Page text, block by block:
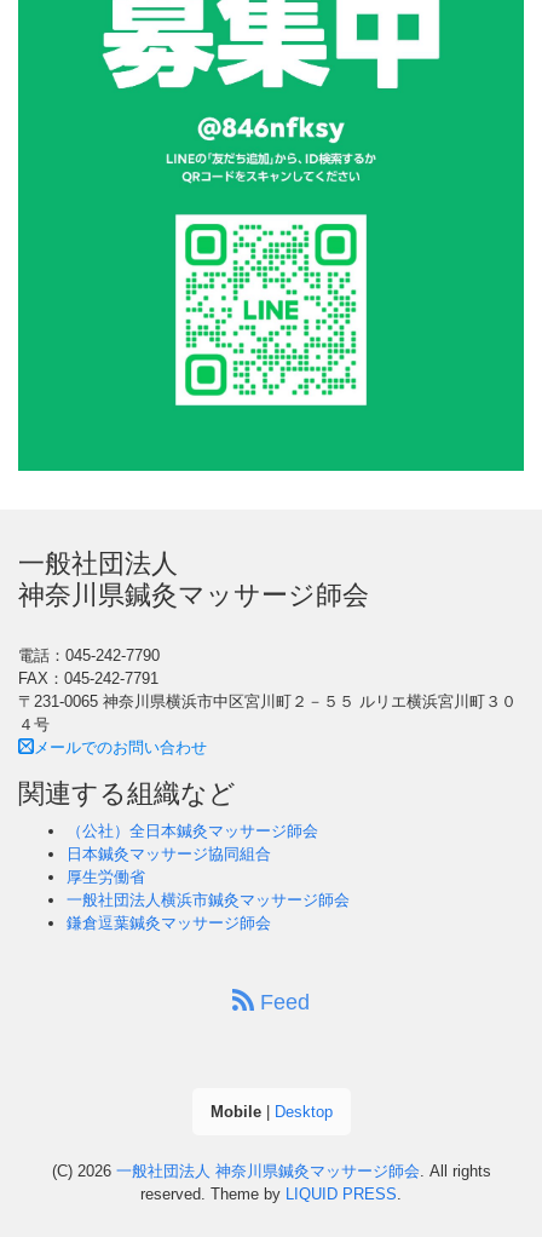
一般社団法人
神奈川県鍼灸マッサージ師会
電話：045-242-7790
FAX：045-242-7791
〒231-0065 神奈川県横浜市中区宮川町２－５５ ルリエ横浜宮川町３０
４号
メールでのお問い合わせ
関連する組織など
（公社）全日本鍼灸マッサージ師会
日本鍼灸マッサージ協同組合
厚生労働省
一般社団法人横浜市鍼灸マッサージ師会
鎌倉逗葉鍼灸マッサージ師会
Feed
Mobile| Desktop
(C) 2026 一般社団法人 神奈川県鍼灸マッサージ師会. All rights
reserved. Theme by LIQUID PRESS.